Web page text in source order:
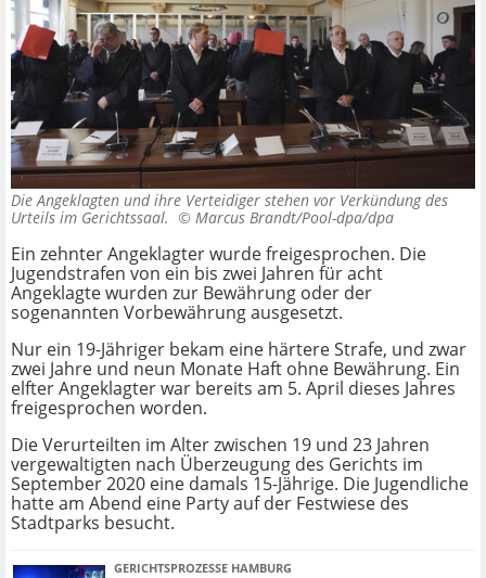
Die Angeklagten und ihre Verteidiger stehen vor Verkündung des
Urteils im Gerichtssaal. © Marcus Brandt/Pool-dpa/dpa
Ein zehnter Angeklagter wurde freigesprochen. Die
Jugendstrafen von ein bis zwei Jahren für acht
Angeklagte wurden zur Bewährung oder der
sogenannten Vorbewährung ausgesetzt.
Nur ein 19-Jähriger bekam eine härtere Strafe, und zwar
zwei Jahre und neun Monate Haft ohne Bewährung. Ein
elfter Angeklagter war bereits am 5. April dieses Jahres
freigesprochen worden.
Die Verurteilten im Alter zwischen 19 und 23 Jahren
vergewaltigten nach Überzeugung des Gerichts im
September 2020 eine damals 15-Jährige. Die Jugendliche
hatte am Abend eine Party auf der Festwiese des
Stadtparks besucht.
GERICHTSPROZESSE HAMBURG